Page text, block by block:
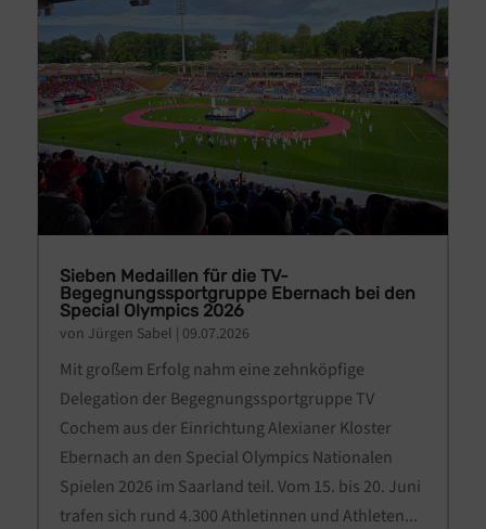
Sieben Medaillen für die TV-
Begegnungssportgruppe Ebernach bei den
Special Olympics 2026
von Jürgen Sabel | 09.07.2026
Mit großem Erfolg nahm eine zehnköpfige
Delegation der Begegnungssportgruppe TV
Cochem aus der Einrichtung Alexianer Kloster
Ebernach an den Special Olympics Nationalen
Spielen 2026 im Saarland teil. Vom 15. bis 20. Juni
trafen sich rund 4.300 Athletinnen und Athleten...